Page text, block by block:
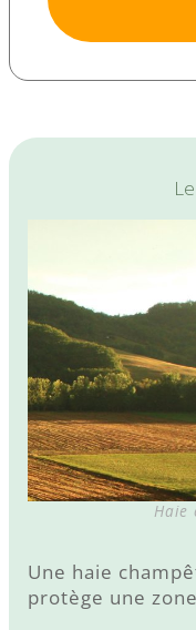
Haie
Une haie
protège une